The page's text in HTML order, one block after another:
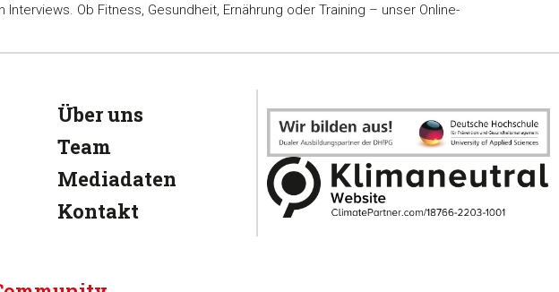
Ob Fitness, Gesundheit, Ernährung oder Training – unser Online-
Über uns
Team
Mediadaten
Kontakt